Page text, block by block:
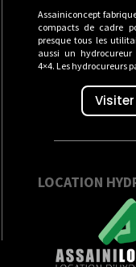
Assainiconcept
compacts de cadre
presque tous les
aussi un hydrocureur
4×4. Les hydrocureurs
LOCATION